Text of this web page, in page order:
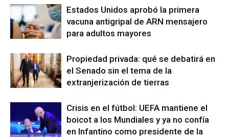
Estados Unidos aprobó la primera
vacuna antigripal de ARN mensajero
para adultos mayores
Propiedad privada: qué se debatirá en
el Senado sin el tema de la
extranjerización de tierras
Crisis en el fútbol: UEFA mantiene el
boicot a los Mundiales y ya no confía
en Infantino como presidente de la